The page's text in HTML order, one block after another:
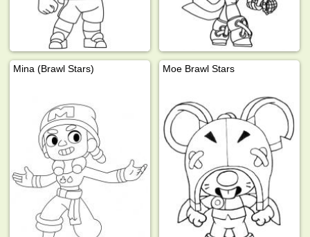
Mina (Brawl Stars) Moe Brawl Stars